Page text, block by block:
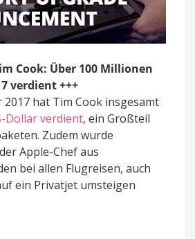
Cook: Über 100 Millionen
verdient +++
2017 hat Tim Cook insgesamt
Dollar verdient, ein Großteil
Zudem wurde
Apple-Chef aus
bei allen Flugreisen, auch
ein Privatjet umsteigen